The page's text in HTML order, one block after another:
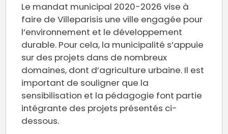
Le mandat municipal 2020-2026 vise à
faire de Villeparisis une ville engagée pour
l’environnement et le développement
durable. Pour cela, la municipalité s’appuie
sur des projets dans de nombreux
domaines, dont d’agriculture urbaine. Il est
important de souligner que la
sensibilisation et la pédagogie font partie
intégrante des projets présentés ci-
dessous.